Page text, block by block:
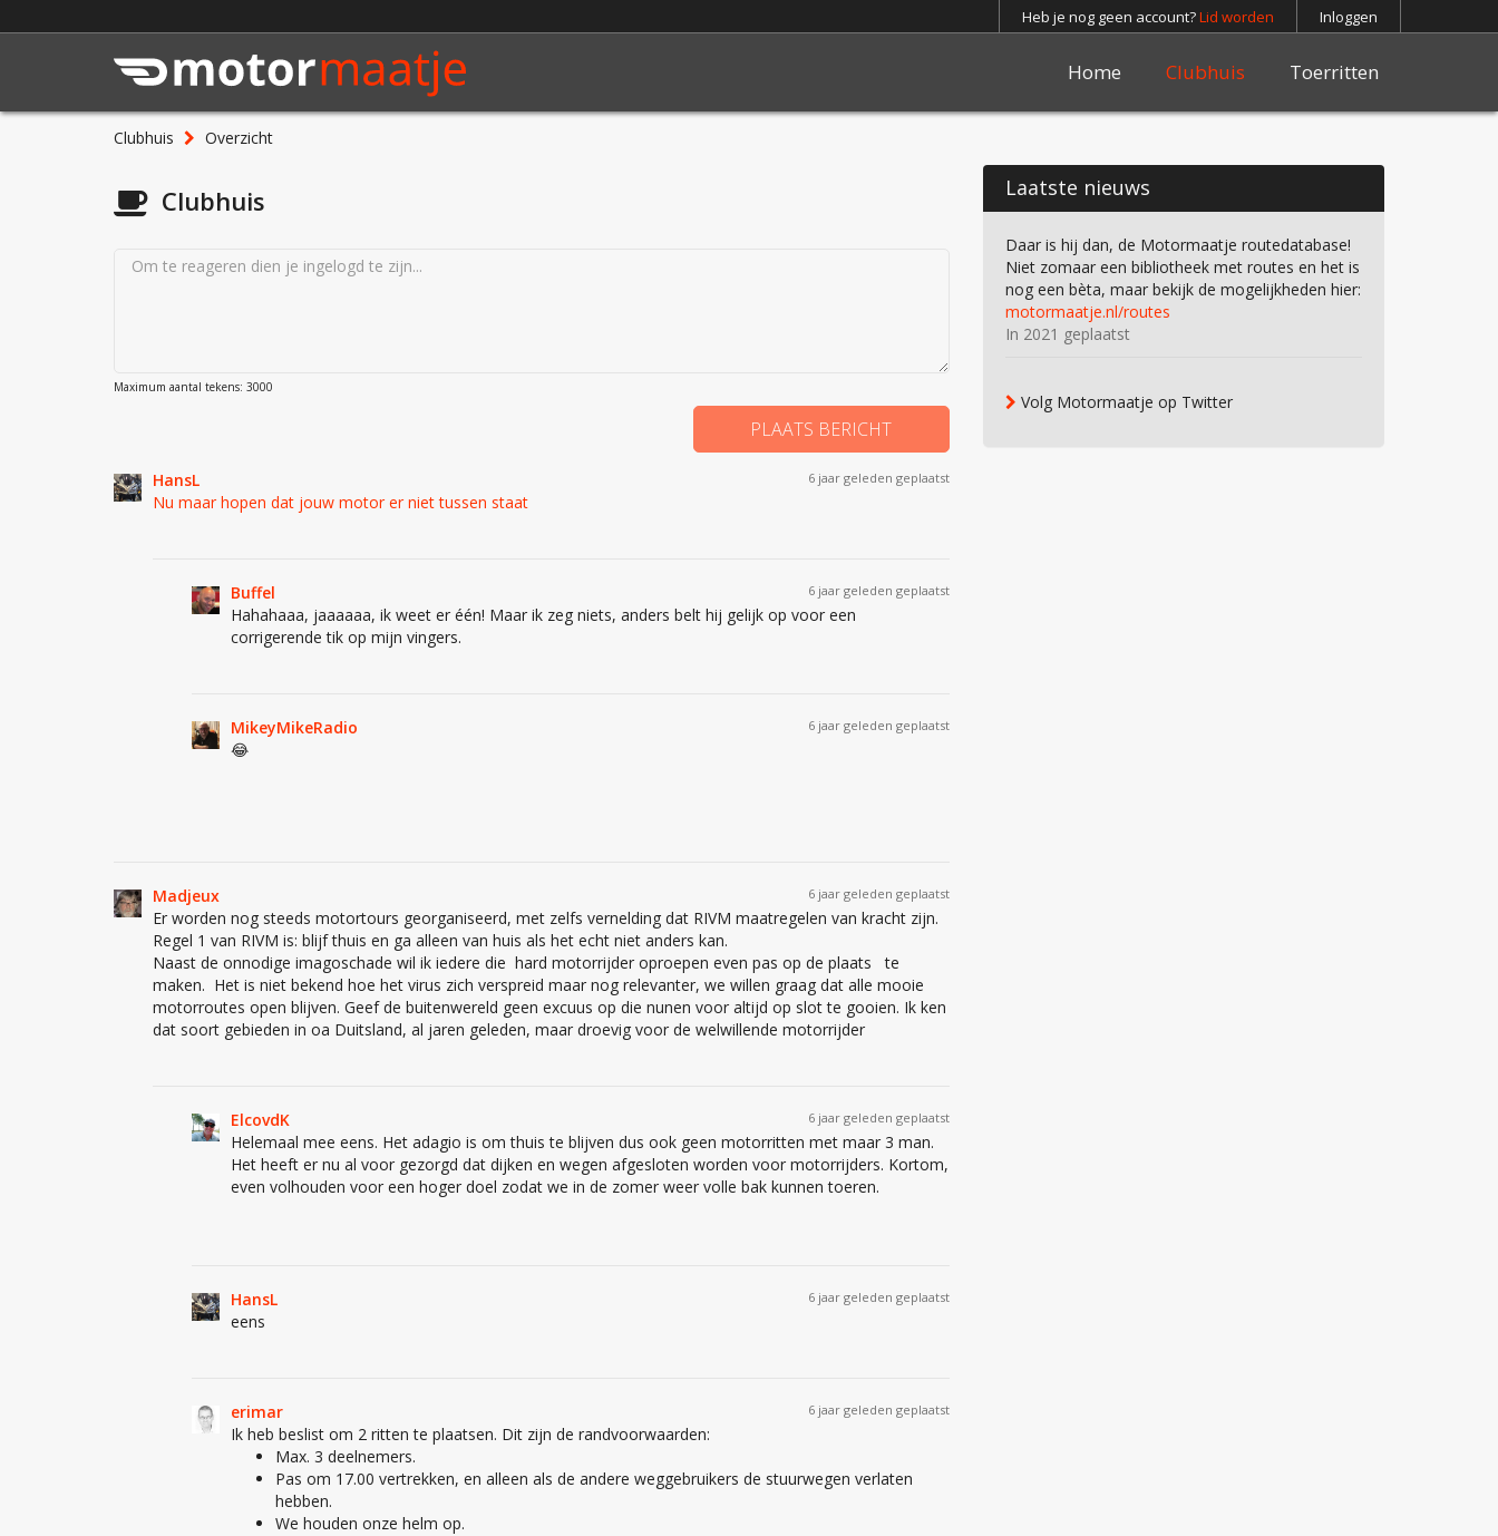
Heb je nog geen account?Lid worden Inloggen
Home Clubhuis Toerritten
Clubhuis Overzicht
Laatste nieuws
Daar is hij dan, de Motormaatje routedatabase!
Niet zomaar een bibliotheek met routes en het is
nog een bèta, maar bekijk de mogelijkheden hier:
motormaatje.nl/routes
In 2021 geplaatst
Volg Motormaatje op Twitter
Clubhuis
Maximum aantal tekens: 3000
6 jaar geleden geplaatst
HansL
Nu maar hopen dat jouw motor er niet tussen staat
6 jaar geleden geplaatst
Buffel
Hahahaaa, jaaaaaa, ik weet er één! Maar ik zeg niets, anders belt hij gelijk op voor een
corrigerende tik op mijn vingers.
6 jaar geleden geplaatst
MikeyMikeRadio
😂
6 jaar geleden geplaatst
Madjeux
Er worden nog steeds motortours georganiseerd, met zelfs vernelding dat RIVM maatregelen van kracht zijn.
Regel 1 van RIVM is: blijf thuis en ga alleen van huis als het echt niet anders kan.
Naast de onnodige imagoschade wil ik iedere die hard motorrijder oproepen even pas op de plaats te
maken. Het is niet bekend hoe het virus zich verspreid maar nog relevanter, we willen graag dat alle mooie
motorroutes open blijven. Geef de buitenwereld geen excuus op die nunen voor altijd op slot te gooien. Ik ken
dat soort gebieden in oa Duitsland, al jaren geleden, maar droevig voor de welwillende motorrijder
6 jaar geleden geplaatst
ElcovdK
Helemaal mee eens. Het adagio is om thuis te blijven dus ook geen motorritten met maar 3 man.
Het heeft er nu al voor gezorgd dat dijken en wegen afgesloten worden voor motorrijders. Kortom,
even volhouden voor een hoger doel zodat we in de zomer weer volle bak kunnen toeren.
6 jaar geleden geplaatst
HansL
eens
6 jaar geleden geplaatst
erimar
Ik heb beslist om 2 ritten te plaatsen. Dit zijn de randvoorwaarden:
Max. 3 deelnemers.
Pas om 17.00 vertrekken, en alleen als de andere weggebruikers de stuurwegen verlaten
hebben.
We houden onze helm op.